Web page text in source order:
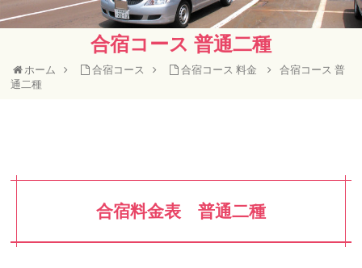
合宿コース 普通二種
ホーム 合宿コース 合宿コース 料金
合宿コース 普
通二種
合宿料金表 普通二種